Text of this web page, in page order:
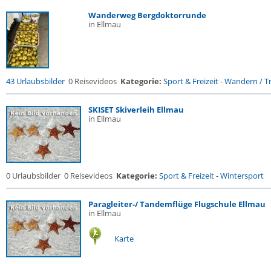
Wanderweg Bergdoktorrunde
in Ellmau
43 Urlaubsbilder 0 Reisevideos Kategorie: Sport & Freizeit-Wandern /
SKISET Skiverleih Ellmau
in Ellmau
0 Urlaubsbilder 0 Reisevideos Kategorie: Sport & Freizeit-Wintersport
Paragleiter-/ Tandemflüge Flugschule Ellmau
in Ellmau
Karte